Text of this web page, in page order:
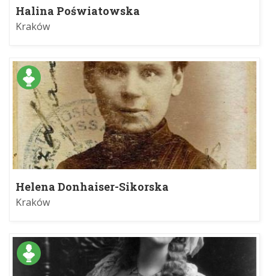
Halina Poświatowska
Kraków
Helena Donhaiser-Sikorska
Kraków